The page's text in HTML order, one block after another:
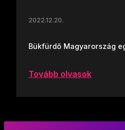
2022.12.20.
Bükfürdő Magyarország
Tovább olvasok